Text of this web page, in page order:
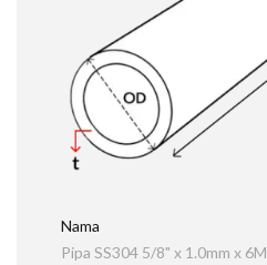
Nama
Pipa SS304 5/8" x 1.0mm x 6M